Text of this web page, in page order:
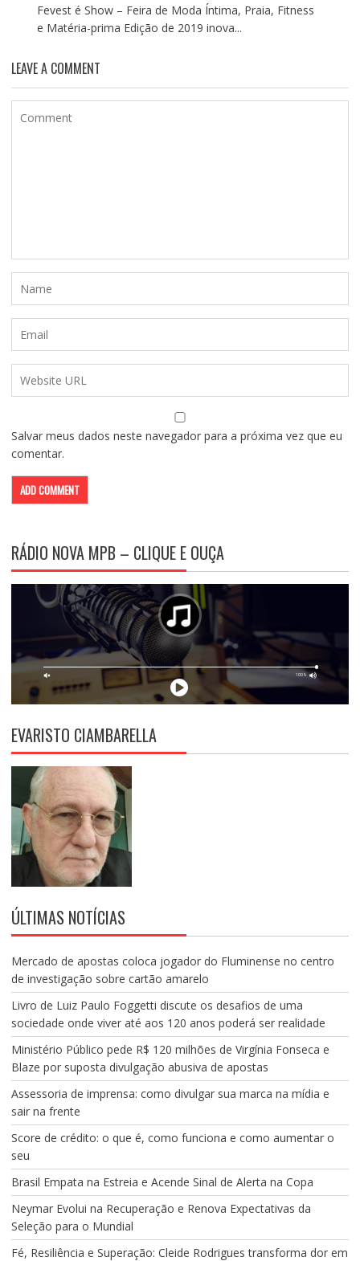
Fevest é Show – Feira de Moda Íntima, Praia, Fitness
e Matéria-prima Edição de 2019 inova...
LEAVE A COMMENT
Salvar meus dados neste navegador para a próxima vez que eu
comentar.
RÁDIO NOVA MPB – CLIQUE E OUÇA
EVARISTO CIAMBARELLA
ÚLTIMAS NOTÍCIAS
Mercado de apostas coloca jogador do Fluminense no centro
de investigação sobre cartão amarelo
Livro de Luiz Paulo Foggetti discute os desafios de uma
sociedade onde viver até aos 120 anos poderá ser realidade
Ministério Público pede R$ 120 milhões de Virgínia Fonseca e
Blaze por suposta divulgação abusiva de apostas
Assessoria de imprensa: como divulgar sua marca na mídia e
sair na frente
Score de crédito: o que é, como funciona e como aumentar o
seu
Brasil Empata na Estreia e Acende Sinal de Alerta na Copa
Neymar Evolui na Recuperação e Renova Expectativas da
Seleção para o Mundial
Fé, Resiliência e Superação: Cleide Rodrigues transforma dor em